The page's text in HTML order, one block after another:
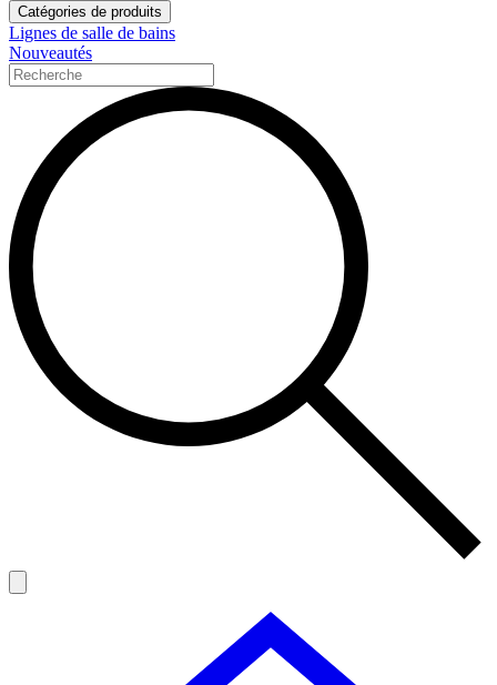
Catégories de produits
Lignes de salle de bains
Nouveautés